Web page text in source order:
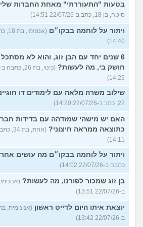
בטעות "התעוררתי" מאחת החברות שלי
סוטה, בן 18, כתב ב-22/07/26 14:51)
ויתור על לוחמה בבקו״ם
14:40)
6 שנים יחד עם הבן זוג, והוא לא מסתכל
חושק בי, מה לעשות?
14:29)
שילוב משרה מלאה עם לימודים דו
22, כתב ב-22/07/26 14:20)
האם יש מישהי שמזדהה עם בדידות
כתוצאה ממראה חיצוני?
14:11)
ויתור על לוחמה בבקו״ם מה עושים
כתבה ב-22/07/26 14:02)
בן זוג שמכור לפורנו, מה לעשות?
ב-22/07/26 13:51)
יוצאת איתו היום לדייט ראשון
ב-22/07/26 13:42)